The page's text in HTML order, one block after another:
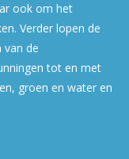
ook om het
Verder lopen de
van de
tot en met
groen en water en